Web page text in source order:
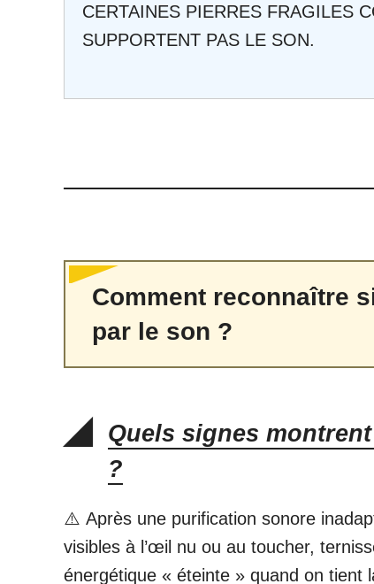
CERTAINES PIERRES FRAGILES
SUPPORTENT PAS LE SON.
Comment reconnaître
par le son ?
Quels signes
?
⚠️ Après une purification sonore
visibles à l’œil nu ou au toucher,
énergétique « éteinte » quand on tient